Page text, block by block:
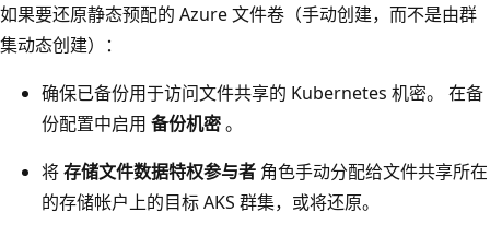
如果要还原静态预配的 Azure 文件卷（手动创建，而不是由群
集动态创建）：
确保已备份用于访问文件共享的 Kubernetes 机密。 在备
份配置中启用 备份机密。
将存储文件数据特权参与者 角色手动分配给文件共享所在
的存储帐户上的目标 AKS 群集，或将还原。